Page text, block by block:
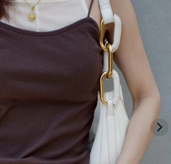
再入荷 SALE
HIT ITEM